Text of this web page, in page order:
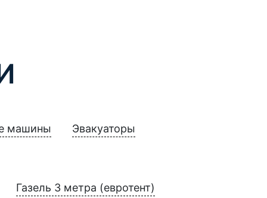
машины Эвакуаторы
Газель 3 метра (евротент)